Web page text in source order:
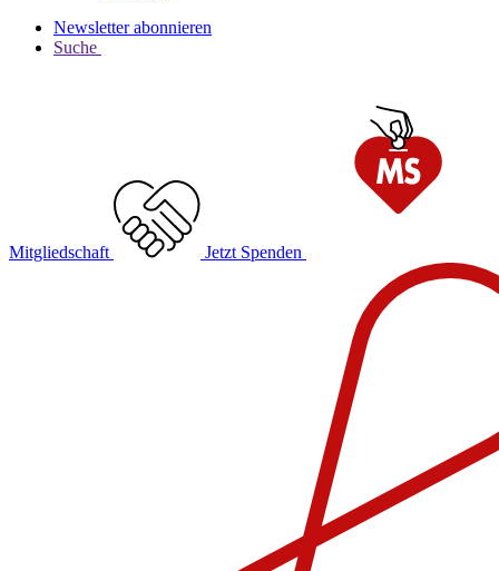
Newsletter abonnieren
Suche
Mitgliedschaft Jetzt Spenden